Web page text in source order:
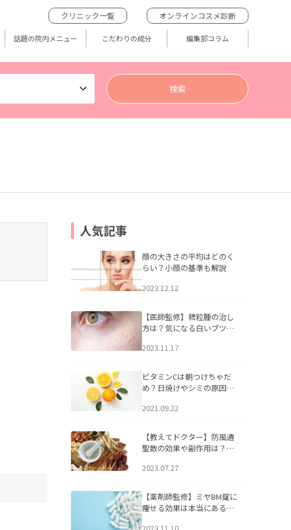
クリニック一覧 オンラインコスメ診断
話題の院内メニュー こだわりの成分 編集部コラム
人気記事
顔の大きさの平均はどのく
らい？小顔の基準も解説
2023.12.12
【医師監修】稗粒腫の治し
方は？気になる白いブツブ
アについて
2023.11.17
ビタミンCは朝つけちゃだ
め？日焼けやシミの原因に
2021.09.22
【教えてドクター】防風通
聖散の効果や副作用は？長
2023.07.27
【薬剤師監修】ミヤBM錠に
痩せる効果は本当にある